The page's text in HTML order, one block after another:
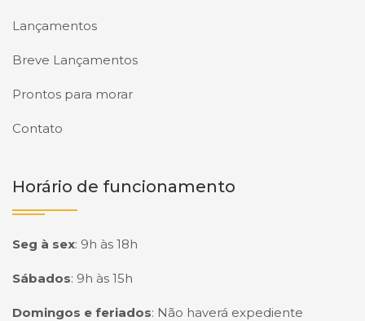
Lançamentos
Breve Lançamentos
Prontos para morar
Contato
Horário de funcionamento
Seg à sex: 9h às 18h
Sábados: 9h às 15h
Domingos e feriados: Não haverá expediente